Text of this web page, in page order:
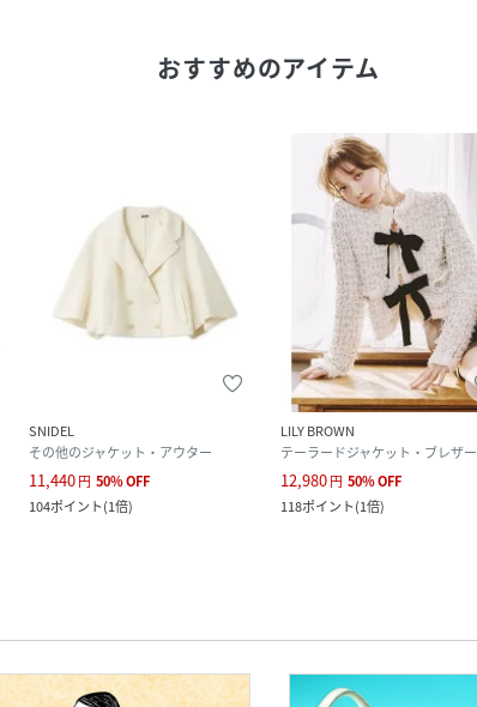
おすすめのアイテム
SNIDEL
その他のジャケット・アウター
11,440円 50%OFF
104ポイント(1倍)
LILY BROWN
テーラードジャケット・ブレザー
12,980円 50%OFF
118ポイント(1倍)